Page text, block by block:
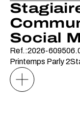
Social
Ref.:2026-6095
Printemps Parly 2